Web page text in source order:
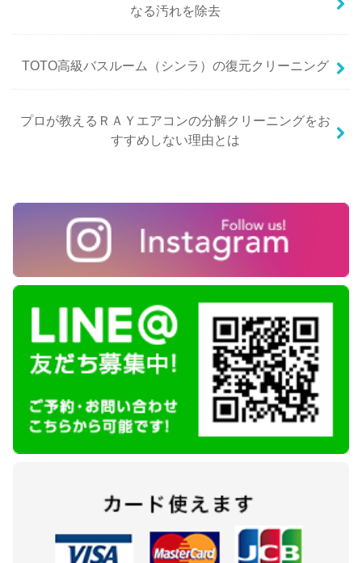
なる汚れを除去
TOTO高級バスルーム（シンラ）の復元クリーニング
プロが教えるＲＡＹエアコンの分解クリーニングをお
すすめしない理由とは